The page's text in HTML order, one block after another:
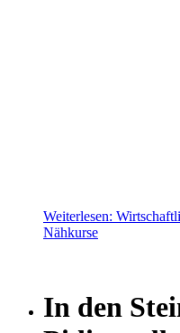
Weiterlesen:
Nähkurse
In den